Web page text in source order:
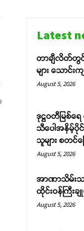
Latest
တာချီလိတ်တွင်
များ သောင်းက
August 5, 2026
ဒုဋ္ဌဝတီမြစ်ရ
သီပေါအနိမ့်ပို
သူများ စတင်ပ
August 5, 2026
အာဏာသိမ်းသ
ထိုင်းဝန်ကြီးခ
August 5, 2026